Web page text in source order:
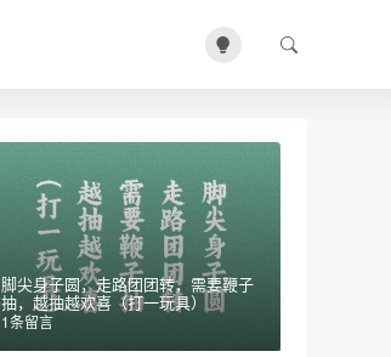
脚尖身子圆，走路团团转，需要鞭子
抽，越抽越欢喜（打一玩具）
1条留言